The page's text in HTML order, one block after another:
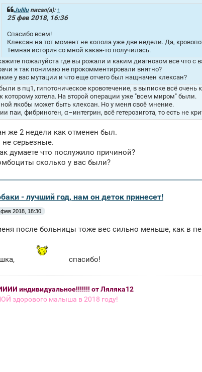
Juliluписал(а): ↑
25 фев 2018, 16:36
Спасибо всем!
Клексан на тот момент не колола уже две недели. Да,
Темная история со мной какая-то получилась.
пожалуйста где вы рожали и каким диагнозом все что
я так понимаю не прокомментировали внятно?
у вас мутации и что еще отчего был нащначен клексан?
в пц1, гипотоническое кровотечение, в выписке всё
которому хотела. На второй операции уже "всем миром" были.
якобы может быть клексан. Но у меня своё мнение.
паи, фибриноген, α–интегрин, всё гетерозигота, то есть не
же 2 недели как отменен был.
серьезные.
думаете что послужило причиной?
сколько у вас были?
- лучший год, нам он деток принесет!
2018, 18:30
после больницы тоже вес сильно меньше, как в
спасибо!
индивидуальное!!!!!!! от Ляляка12
здорового малыша в 2018 году!